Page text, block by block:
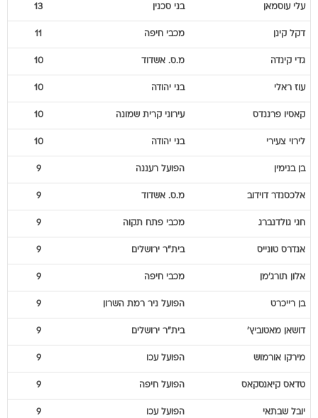
עלי עוסמאן בני סכנין 13
דקל קינן מכבי חיפה 11
גדי קינדה מ.ס. אשדוד 10
עוז ראלי בני יהודה 10
קאסיו פרננדס עירוני קרית שמונה 10
לירוי צעירי בני יהודה 10
בן בנימין הפועל רעננה 9
אלכסנדר דוידוב מ.ס. אשדוד 9
חגי גולדנברג מכבי פתח תקוה 9
אנדרס טונייס בית"ר ירושלים 9
אלון תורג'מן מכבי חיפה 9
בן רייכרט הפועל ניר רמת השרון 9
דושאן מאטוביץ' בית"ר ירושלים 9
מירקו אורמוש הפועל עכו 9
טדאס קיאנסקאס הפועל חיפה 9
יובל שבתאי הפועל עכו 9